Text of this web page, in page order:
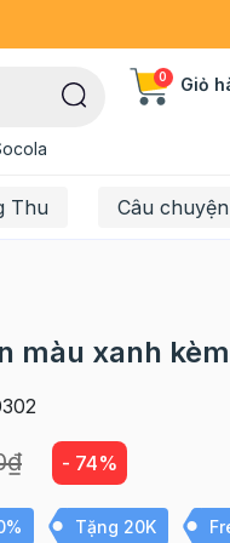
0 Giỏ
Thu Câu
màu xanh
- 74%
Tặng 20K